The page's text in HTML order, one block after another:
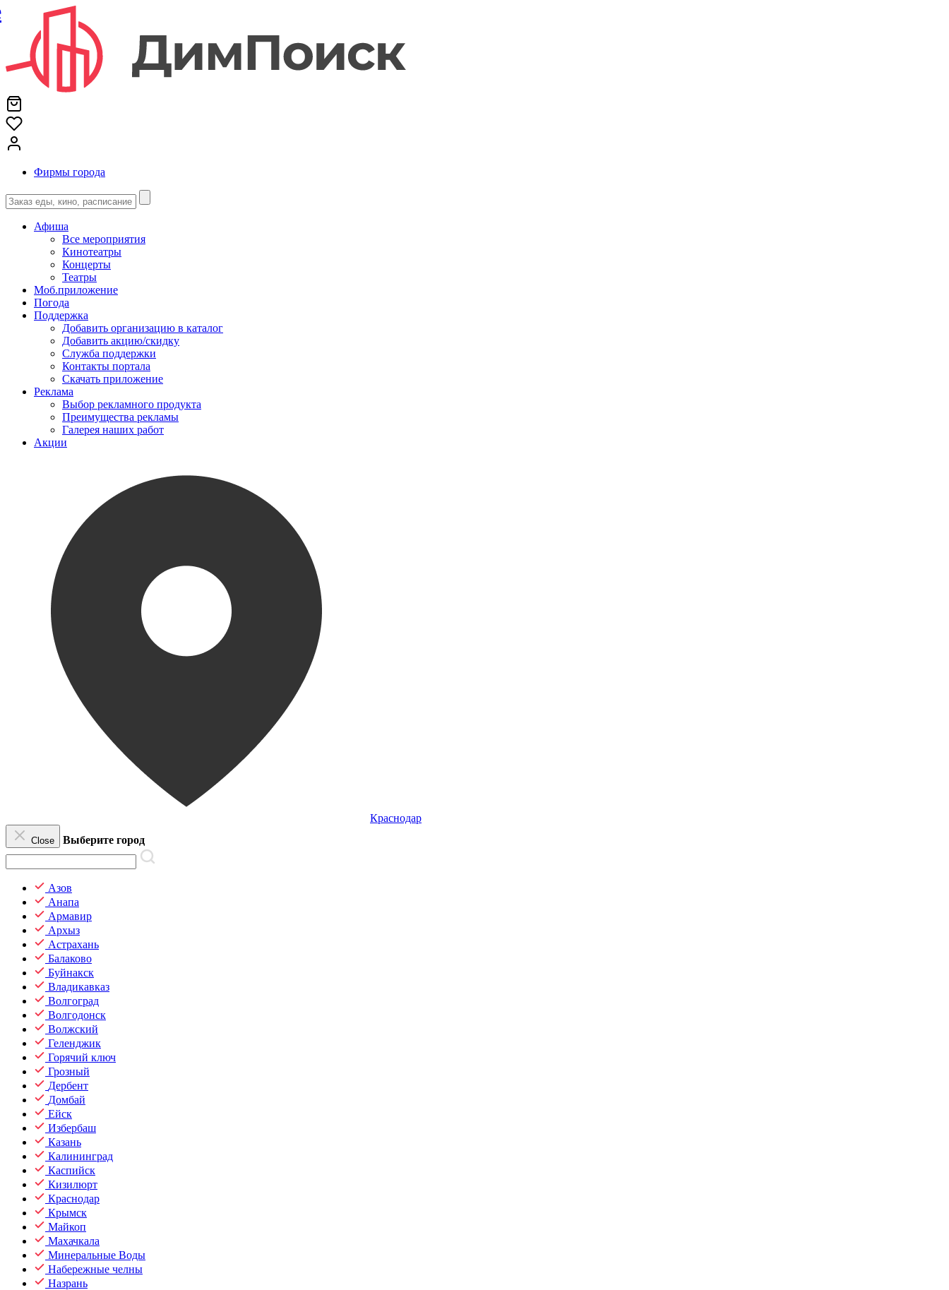
Фирмы города
Афиша
Все мероприятия
Кинотеатры
Концерты
Театры
Моб.приложение
Погода
Поддержка
Добавить организацию в каталог
Добавить акцию/скидку
Служба поддержки
Контакты портала
Скачать приложение
Реклама
Выбор рекламного продукта
Преимущества рекламы
Галерея наших работ
Акции
Краснодар
Close Выберите город
Азов
Анапа
Армавир
Архыз
Астрахань
Балаково
Буйнакск
Владикавказ
Волгоград
Волгодонск
Волжский
Геленджик
Горячий ключ
Грозный
Дербент
Домбай
Ейск
Избербаш
Казань
Калининград
Каспийск
Кизилюрт
Краснодар
Крымск
Майкоп
Махачкала
Минеральные Воды
Набережные челны
Назрань